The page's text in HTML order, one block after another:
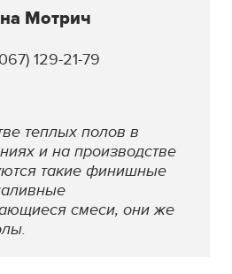
Мотрич
129-21-79
теплых полов в
и на производстве
такие финишные
смеси, они же